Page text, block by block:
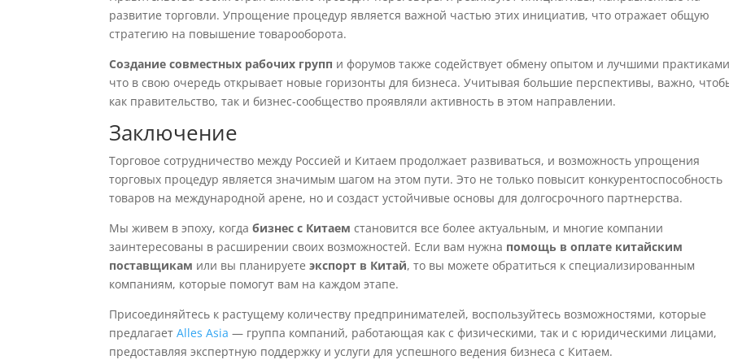
развитие торговли. Упрощение процедур является важной частью этих инициатив, что отражает общую
стратегию на повышение товарооборота.
Создание совместных рабочих групп и форумов также содействует обмену опытом и лучшими
что в свою очередь открывает новые горизонты для бизнеса. Учитывая большие перспективы, важно,
как правительство, так и бизнес-сообщество проявляли активность в этом направлении.
Заключение
Торговое сотрудничество между Россией и Китаем продолжает развиваться, и возможность упрощения
торговых процедур является значимым шагом на этом пути. Это не только повысит конкурентоспособность
товаров на международной арене, но и создаст устойчивые основы для долгосрочного партнерства.
Мы живем в эпоху, когдабизнес с Китаем становится все более актуальным, и многие компании
заинтересованы в расширении своих возможностей. Если вам нужна помощь в оплате китайским
поставщикам или вы планируетеэкспорт в Китай, то вы можете обратиться к специализированным
компаниям, которые помогут вам на каждом этапе.
Присоединяйтесь к растущему количеству предпринимателей, воспользуйтесь возможностями, которые
предлагаетAlles Asia — группа компаний, работающая как с физическими, так и с юридическими лицами,
предоставляя экспертную поддержку и услуги для успешного ведения бизнеса с Китаем.